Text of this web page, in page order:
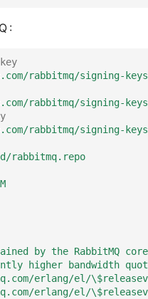
:
rabbitmq/signing-
rabbitmq/signing-keys/
rabbitmq/signing-
rabbitmq.repo
by the RabbitMQ
higher bandwidth
erlang/el/
erlang/el/